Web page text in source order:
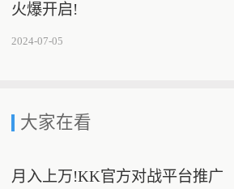
火爆开启!
2024-07-05
大家在看
月入上万!KK官方对战平台推广